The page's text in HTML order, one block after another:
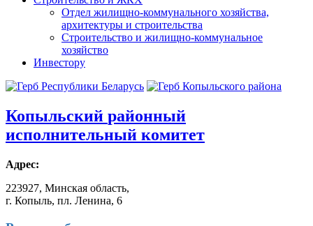
Отдел жилищно-коммунального хозяйства,
архитектуры и строительства
Строительство и жилищно-коммунальное
хозяйство
Инвестору
Копыльский районный
исполнительный комитет
Адрес:
223927, Минская область,
г. Копыль, пл. Ленина, 6